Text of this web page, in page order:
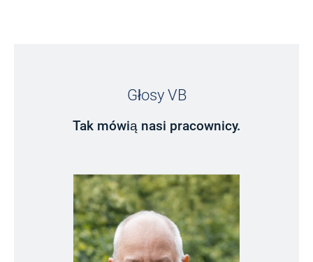
Głosy VB
Tak mówią nasi pracownicy.